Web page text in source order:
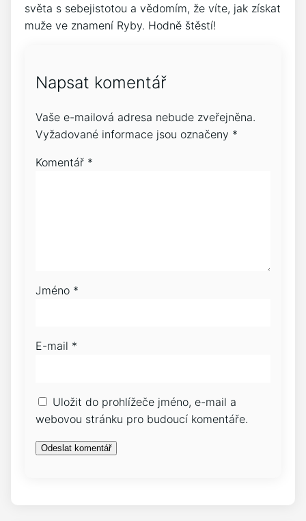
světa s sebejistotou a vědomím, že víte, jak získat
muže ve znamení Ryby. Hodně štěstí!
Napsat komentář
Vaše e-mailová adresa nebude zveřejněna.
Vyžadované informace jsou označeny *
Komentář *
Jméno *
E-mail *
Uložit do prohlížeče jméno, e-mail a
webovou stránku pro budoucí komentáře.